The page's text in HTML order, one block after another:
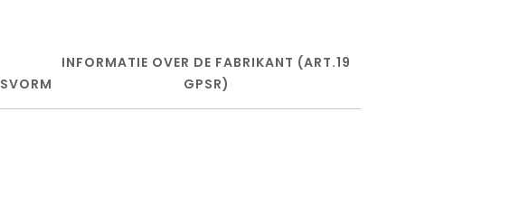
INFORMATIE OVER DE FABRIKANT (ART.19
GPSR)